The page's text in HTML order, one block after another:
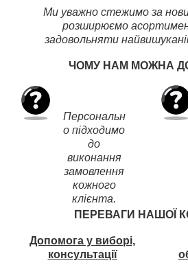
Ми уважно стежимо за
розширюємо
задовольняти
ЧОМУ НАМ МОЖНА
Персональн
о підходимо
до
виконання
замовлення
кожного
клієнта.
ПЕРЕВАГИ НАШОЇ
Допомога у виборі,
консультації